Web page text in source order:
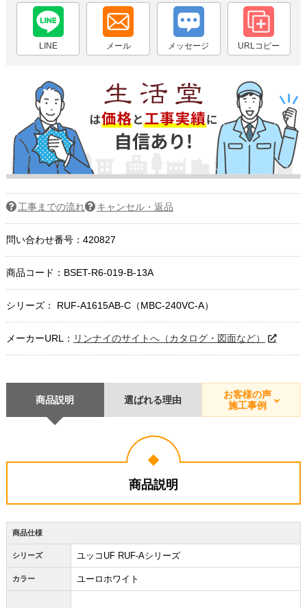
LINE メール メッセージ URLコピー
工事までの流れ キャンセル・返品
問い合わせ番号：420827
商品コード： BSET-R6-019-B-13A
シリーズ： RUF-A1615AB-C（MBC-240VC-A）
メーカーURL： リンナイのサイトへ（カタログ・図面など）
商品説明 選ばれる理由
お客様の声
施工事例
商品説明
商品仕様
シリーズ ユッコUF RUF-Aシリーズ
カラー ユーロホワイト